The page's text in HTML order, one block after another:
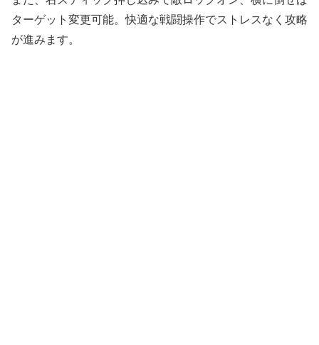
ターゲット変更可能。快適な戦闘操作でストレスなく攻略
が進みます。